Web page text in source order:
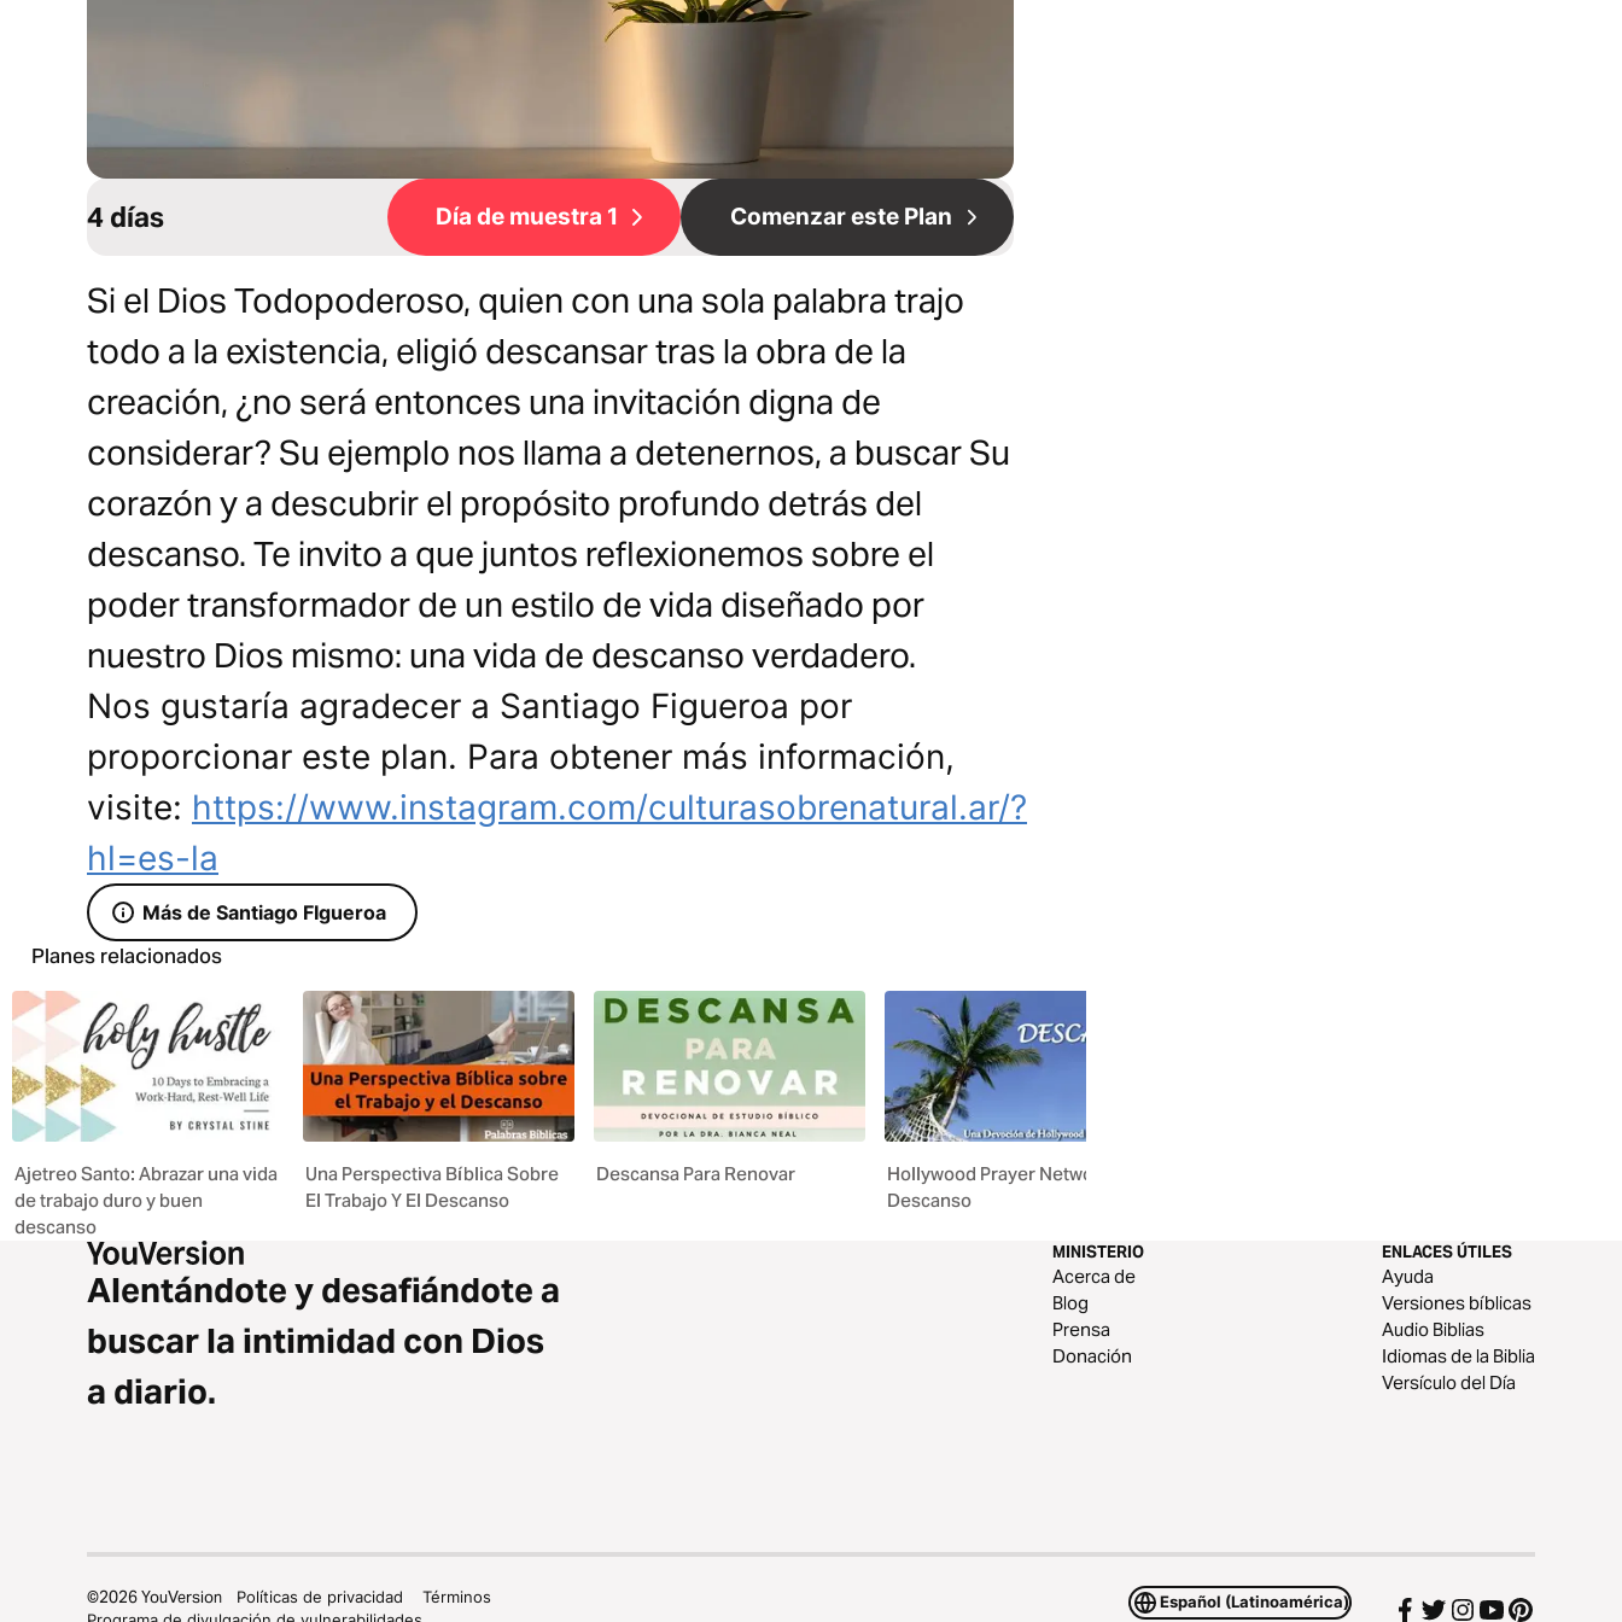
4 días Día de muestra 1 Comenzar este Plan
Si el Dios Todopoderoso, quien con una sola palabra trajo
todo a la existencia, eligió descansar tras la obra de la
creación, ¿no será entonces una invitación digna de
considerar? Su ejemplo nos llama a detenernos, a buscar Su
corazón y a descubrir el propósito profundo detrás del
descanso. Te invito a que juntos reflexionemos sobre el
poder transformador de un estilo de vida diseñado por
nuestro Dios mismo: una vida de descanso verdadero.
Nos gustaría agradecer a Santiago Figueroa por
proporcionar este plan. Para obtener más información,
visite: https://www.instagram.com/culturasobrenatural.ar/?
hl=es-la
Más de Santiago FIgueroa
Planes relacionados
Ajetreo Santo: Abrazar una vida
de trabajo duro y buen
descanso
Una Perspectiva Bíblica Sobre
El Trabajo Y El Descanso
Descansa Para Renovar
Hollywood Prayer Network En
Descanso
Alentándote y desafiándote a
buscar la intimidad con Dios
a diario.
MINISTERIO
Acerca de
Blog
Prensa
Donación
ENLACES ÚTILES
Ayuda
Versiones bíblicas
Audio Biblias
Idiomas de la Biblia
Versículo del Día
Español (Latinoamérica)
©2026YouVersion Políticas de privacidad
Términos